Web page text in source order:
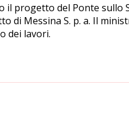
il progetto del Ponte sullo
di Messina S. p. a. Il
dei lavori.